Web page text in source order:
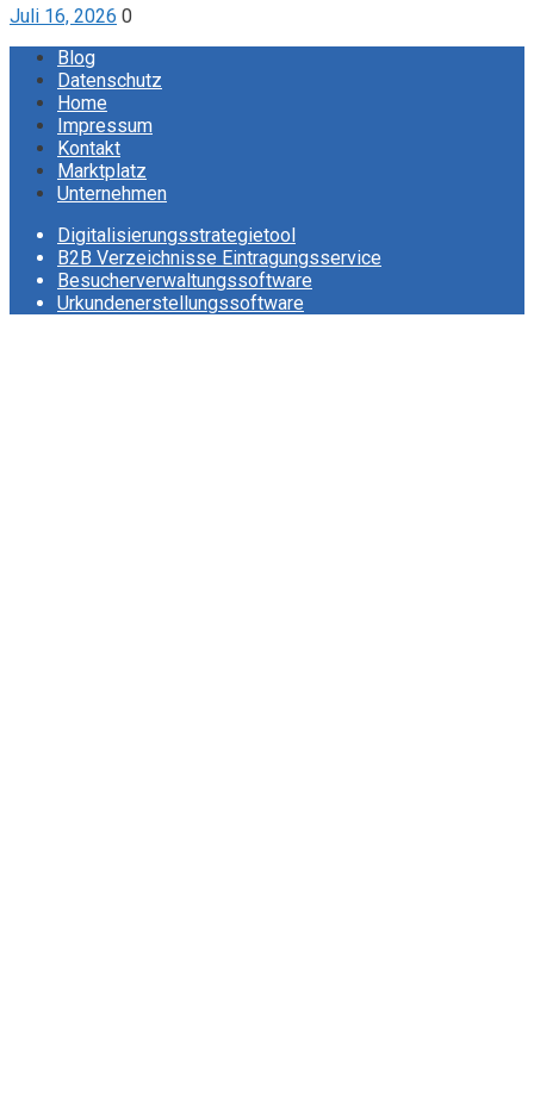
Juli 16, 2026 0
Blog
Datenschutz
Home
Impressum
Kontakt
Marktplatz
Unternehmen
Digitalisierungsstrategietool
B2B Verzeichnisse Eintragungsservice
Besucherverwaltungssoftware
Urkundenerstellungssoftware